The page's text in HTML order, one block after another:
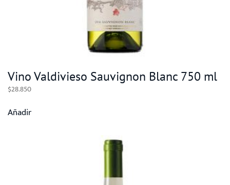
Vino Valdivieso Sauvignon Blanc 750 ml
$28.850
Añadir